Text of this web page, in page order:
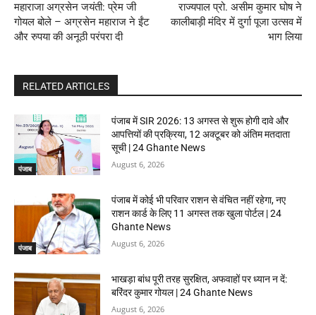
महाराजा अग्रसेन जयंती: प्रेम जी
गोयल बोले – अग्रसेन महाराज ने ईंट
और रुपया की अनूठी परंपरा दी
राज्यपाल प्रो. असीम कुमार घोष ने
कालीबाड़ी मंदिर में दुर्गा पूजा उत्सव में
भाग लिया
RELATED ARTICLES
पंजाब
पंजाब में SIR 2026: 13 अगस्त से शुरू होगी दावे और
आपत्तियों की प्रक्रिया, 12 अक्टूबर को अंतिम मतदाता
सूची | 24 Ghante News
August 6, 2026
पंजाब
पंजाब में कोई भी परिवार राशन से वंचित नहीं रहेगा, नए
राशन कार्ड के लिए 11 अगस्त तक खुला पोर्टल | 24
Ghante News
August 6, 2026
भाखड़ा बांध पूरी तरह सुरक्षित, अफवाहों पर ध्यान न दें:
बरिंदर कुमार गोयल | 24 Ghante News
August 6, 2026